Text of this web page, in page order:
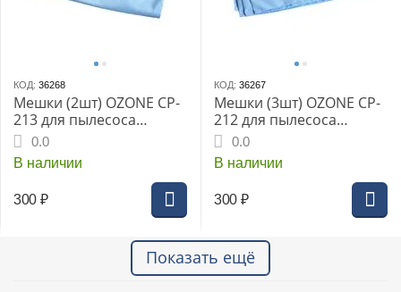
КОД: 36268
Мешки (2шт) OZONE CP-
213 для пылесоса
KARCHER WD 7.700
0.0
В наличии
300 ₽
КОД: 36267
Мешки (3шт) OZONE CP-
212 для пылесоса
KARCHER T17
0.0
В наличии
300 ₽
Показать ещё